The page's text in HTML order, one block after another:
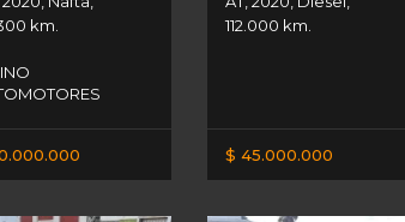
km.
112.000 km.
$ 45.000.000